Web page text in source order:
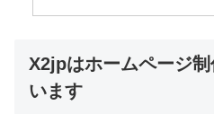
X2jpはホームページ
います